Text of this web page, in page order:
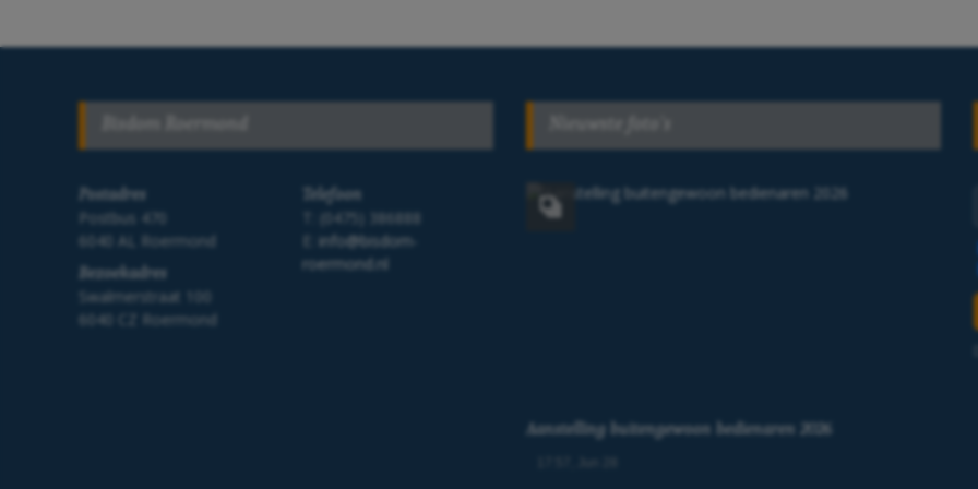
Bisdom Roermond
Postadres
Postbus 470
6040 AL Roermond
Bezoekadres
Swalmerstraat 100
6040 CZ Roermond
Telefoon
T: (0475) 386888
info@bisdom-
roermond.nl
Nieuwste foto's
Aanstelling buitengewoon bedienaren 2026